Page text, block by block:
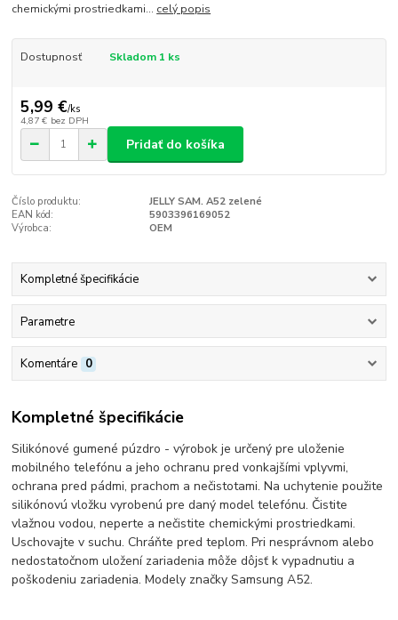
chemickými prostriedkami... celý popis
Dostupnosť Skladom 1 ks
5,99 €/ks
4,87 € bez DPH
Pridať do košíka
Číslo produktu:
JELLY SAM. A52 zelené
EAN kód:
5903396169052
Výrobca:
OEM
Kompletné špecifikácie
Parametre
Komentáre 0
Kompletné špecifikácie
Silikónové gumené púzdro - výrobok je určený pre uloženie
mobilného telefónu a jeho ochranu pred vonkajšími vplyvmi,
ochrana pred pádmi, prachom a nečistotami. Na uchytenie použite
silikónovú vložku vyrobenú pre daný model telefónu. Čistite
vlažnou vodou, neperte a nečistite chemickými prostriedkami.
Uschovajte v suchu. Chráňte pred teplom. Pri nesprávnom alebo
nedostatočnom uložení zariadenia môže dôjsť k vypadnutiu a
poškodeniu zariadenia. Modely značky Samsung A52.